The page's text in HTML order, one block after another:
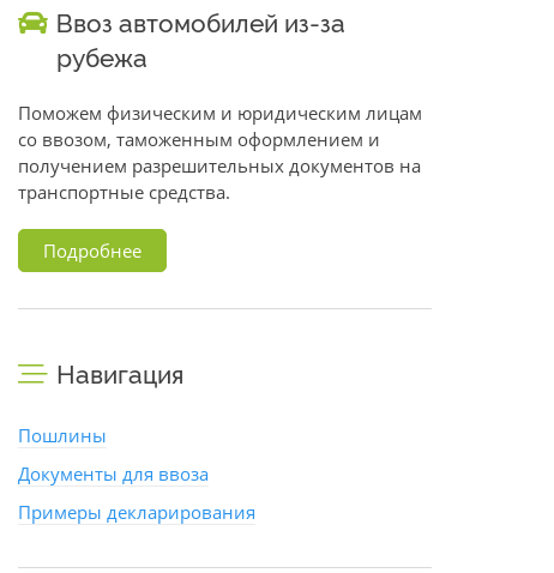
Ввоз автомобилей из-за
рубежа
Поможем физическим и юридическим лицам
со ввозом, таможенным оформлением и
получением разрешительных документов на
транспортные средства.
Подробнее
Навигация
Пошлины
Документы для ввоза
Примеры декларирования